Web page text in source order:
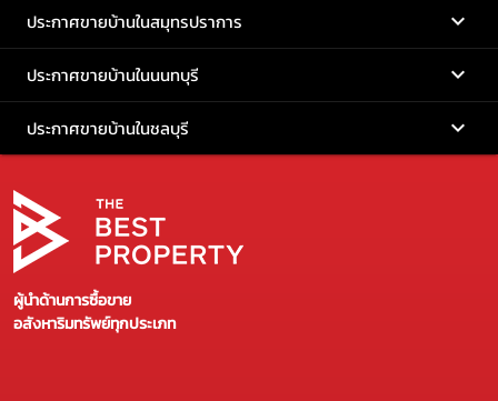
ประกาศขายบ้านในสมุทรปราการ
ประกาศขายบ้านในนนทบุรี
ประกาศขายบ้านในชลบุรี
ผู้นำด้านการซื้อขาย
อสังหาริมทรัพย์ทุกประเภท